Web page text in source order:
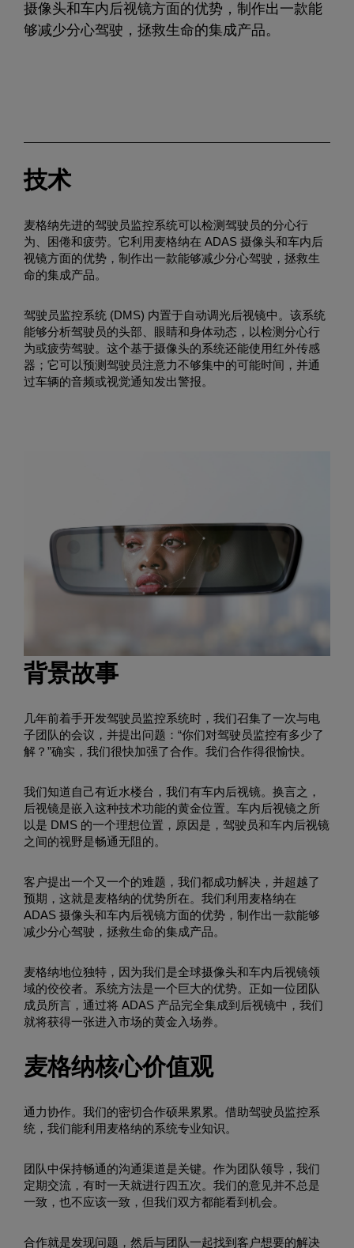
摄像头和车内后视镜方面的优势，制作出一款能
够减少分心驾驶，拯救生命的集成产品。
技术
麦格纳先进的驾驶员监控系统可以检测驾驶员的分心行
为、困倦和疲劳。它利用麦格纳在 ADAS 摄像头和车内后
视镜方面的优势，制作出一款能够减少分心驾驶，拯救生
命的集成产品。
驾驶员监控系统 (DMS) 内置于自动调光后视镜中。该系统
能够分析驾驶员的头部、眼睛和身体动态，以检测分心行
为或疲劳驾驶。这个基于摄像头的系统还能使用红外传感
器；它可以预测驾驶员注意力不够集中的可能时间，并通
过车辆的音频或视觉通知发出警报。
背景故事
几年前着手开发驾驶员监控系统时，我们召集了一次与电
子团队的会议，并提出问题：“你们对驾驶员监控有多少了
解？”确实，我们很快加强了合作。我们合作得很愉快。
我们知道自己有近水楼台，我们有车内后视镜。换言之，
后视镜是嵌入这种技术功能的黄金位置。车内后视镜之所
以是 DMS 的一个理想位置，原因是，驾驶员和车内后视镜
之间的视野是畅通无阻的。
客户提出一个又一个的难题，我们都成功解决，并超越了
预期，这就是麦格纳的优势所在。我们利用麦格纳在
ADAS 摄像头和车内后视镜方面的优势，制作出一款能够
减少分心驾驶，拯救生命的集成产品。
麦格纳地位独特，因为我们是全球摄像头和车内后视镜领
域的佼佼者。系统方法是一个巨大的优势。正如一位团队
成员所言，通过将 ADAS 产品完全集成到后视镜中，我们
就将获得一张进入市场的黄金入场券。
麦格纳核心价值观
通力协作。我们的密切合作硕果累累。借助驾驶员监控系
统，我们能利用麦格纳的系统专业知识。
团队中保持畅通的沟通渠道是关键。作为团队领导，我们
定期交流，有时一天就进行四五次。我们的意见并不总是
一致，也不应该一致，但我们双方都能看到机会。
合作就是发现问题，然后与团队一起找到客户想要的解决